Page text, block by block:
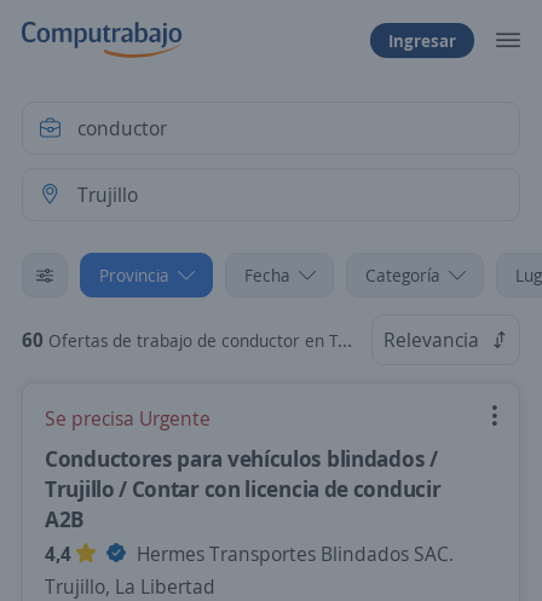
Ingresar
Provincia Fecha Categoría
60 Ofertas de trabajo de conductor en Trujillo, La Libertad Relevancia
Se precisa Urgente
Conductores para vehículos blindados /
Trujillo / Contar con licencia de conducir
A2B
4,4
Hermes Transportes Blindados SAC.
Trujillo, La Libertad